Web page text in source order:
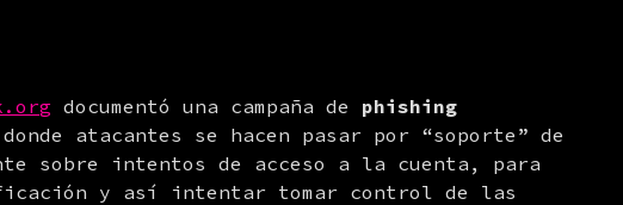
documentó una campaña de phishing
atacantes se hacen pasar por “soporte” de
sobre intentos de acceso a la cuenta, para
y así intentar tomar control de las